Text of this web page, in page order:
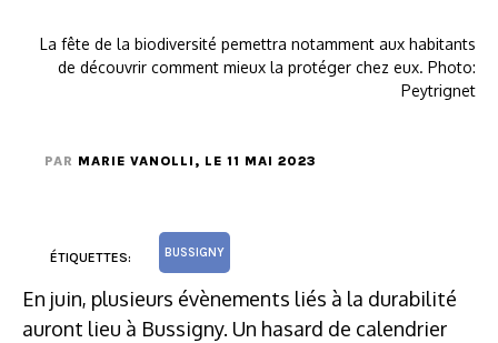
La fête de la biodiversité pemettra notamment aux habitants
de découvrir comment mieux la protéger chez eux. Photo:
Peytrignet
PAR MARIE VANOLLI , LE 11 MAI 2023
ÉTIQUETTES: BUSSIGNY
En juin, plusieurs évènements liés à la durabilité
auront lieu à Bussigny. Un hasard de calendrier